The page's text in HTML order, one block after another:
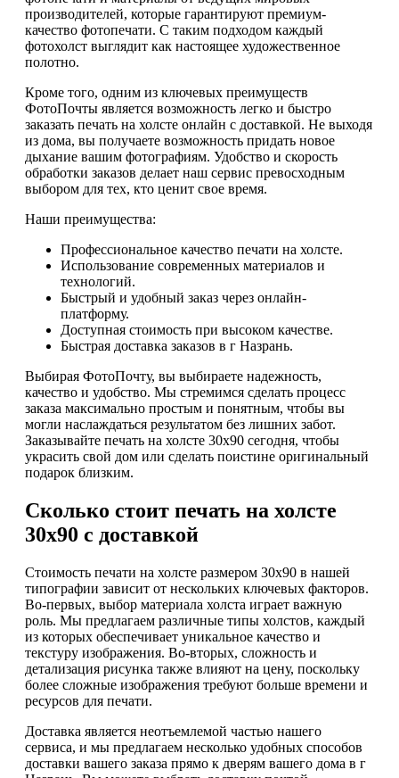
производителей, которые гарантируют премиум-
качество фотопечати. С таким подходом каждый
фотохолст выглядит как настоящее художественное
полотно.
Кроме того, одним из ключевых преимуществ
ФотоПочты является возможность легко и быстро
заказать печать на холсте онлайн с доставкой. Не выходя
из дома, вы получаете возможность придать новое
дыхание вашим фотографиям. Удобство и скорость
обработки заказов делает наш сервис превосходным
выбором для тех, кто ценит свое время.
Наши преимущества:
Профессиональное качество печати на холсте.
Использование современных материалов и
технологий.
Быстрый и удобный заказ через онлайн-
платформу.
Доступная стоимость при высоком качестве.
Быстрая доставка заказов в г Назрань.
Выбирая ФотоПочту, вы выбираете надежность,
качество и удобство. Мы стремимся сделать процесс
заказа максимально простым и понятным, чтобы вы
могли наслаждаться результатом без лишних забот.
Заказывайте печать на холсте 30х90 сегодня, чтобы
украсить свой дом или сделать поистине оригинальный
подарок близким.
Сколько стоит печать на холсте
30х90 с доставкой
Стоимость печати на холсте размером 30х90 в нашей
типографии зависит от нескольких ключевых факторов.
Во-первых, выбор материала холста играет важную
роль. Мы предлагаем различные типы холстов, каждый
из которых обеспечивает уникальное качество и
текстуру изображения. Во-вторых, сложность и
детализация рисунка также влияют на цену, поскольку
более сложные изображения требуют больше времени и
ресурсов для печати.
Доставка является неотъемлемой частью нашего
сервиса, и мы предлагаем несколько удобных способов
доставки вашего заказа прямо к дверям вашего дома в г